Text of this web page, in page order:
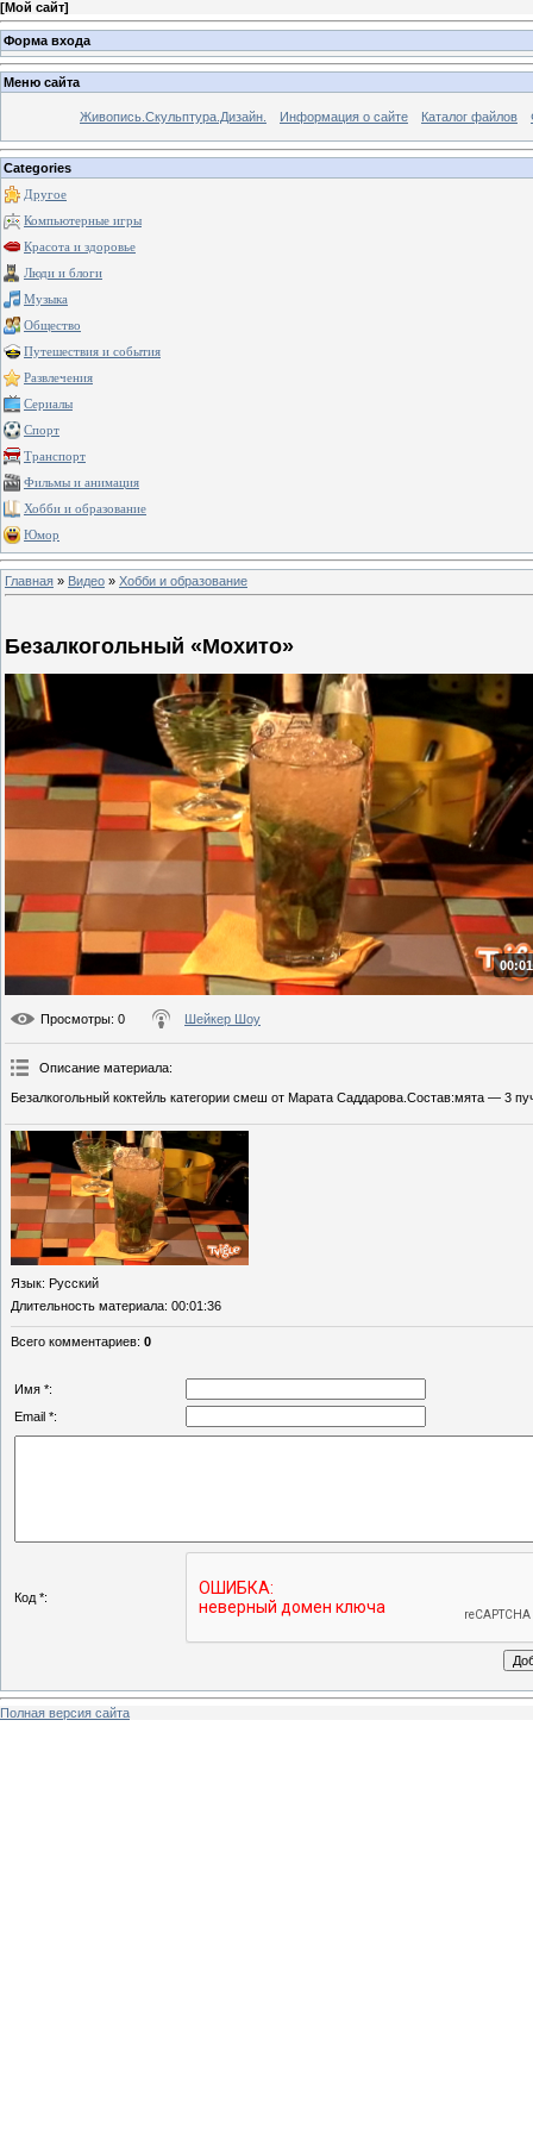
[Мой сайт]
Форма входа
Меню сайта
Живопись.Скульптура.Дизайн. Информация о сайте Каталог файлов
Categories
Другое
Компьютерные игры
Красота и здоровье
Люди и блоги
Музыка
Общество
Путешествия и события
Развлечения
Сериалы
Спорт
Транспорт
Фильмы и анимация
Хобби и образование
Юмор
Главная » Видео » Хобби и образование
Безалкогольный «Мохито»
Просмотры: 0 Шейкер Шоу
Описание материала:
Безалкогольный коктейль категории смеш от Марата Саддарова.Состав:мята — 3
Язык: Русский
Длительность материала: 00:01:36
Всего комментариев: 0
Имя *:
Email *:
Код *:
Полная версия сайта